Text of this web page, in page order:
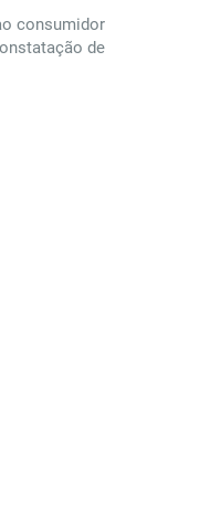
consumidor
de